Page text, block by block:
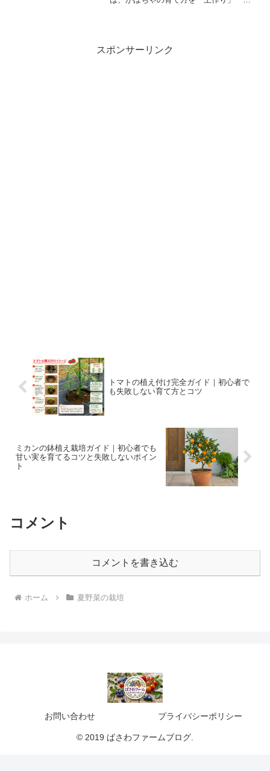
スポンサーリンク
トマトの植え付け完全ガイド｜初心者で
も失敗しない育て方とコツ
ミカンの鉢植え栽培ガイド｜初心者でも
甘い実を育てるコツと失敗しないポイン
ト
コメント
コメントを書き込む
ホーム 夏野菜の栽培
お問い合わせ プライバシーポリシー
© 2019 ばさわファームブログ.